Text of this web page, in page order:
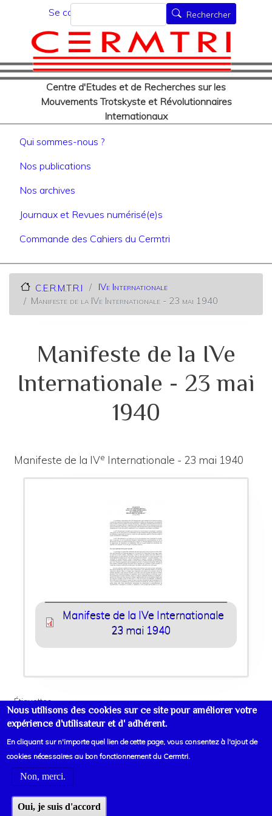
Nous utilisons des cookies sur ce site pour améliorer votre
expérience d'utilisateur et d' adhérent.
En cliquant sur n'importe quel lien de cette page, vous consentez à l'ajout de
cookies nécessaires au bon fonctionnement du Cermtri.
Non, merci.
Oui, je suis d'accord
au
contenu
principal
Menu du compte de
Se connecter
Centre d'Etudes et de Recherches sur les
Mouvements Trotskyste et Révolutionnaires
Internationaux
Rechercher Rechercher
Navigation principale
Qui sommes-nous ?
Nos publications
Nos archives
Journaux et Revues numérisé(e)s
Commande des Cahiers du Cermtri
C.E.R.M.T.R.I
IVe Internationale
Manifeste de la IVe Internationale - 23 mai 1940
Manifeste de la IVe
Internationale - 23 mai
1940
Manifeste de la IVe Internationale - 23 mai 1940
Manifeste de la IVe Internationale
23 mai 1940
Étiquettes
IVe Internationale
Voir liens d'informations